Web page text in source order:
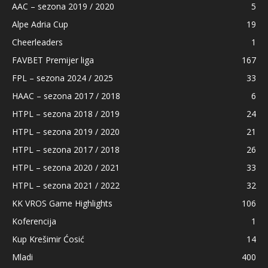
AAC – sezona 2019 / 2020
5
Alpe Adria Cup
19
Cheerleaders
1
FAVBET Premijer liga
167
FPL – sezona 2024 / 2025
33
HAAC – sezona 2017 / 2018
6
HTPL – sezona 2018 / 2019
24
HTPL – sezona 2019 / 2020
21
HTPL – sezona 2017 / 2018
26
HTPL – sezona 2020 / 2021
33
HTPL – sezona 2021 / 2022
32
KK VROS Game Highlights
106
Koferencija
1
Kup Krešimir Ćosić
14
Mladi
400